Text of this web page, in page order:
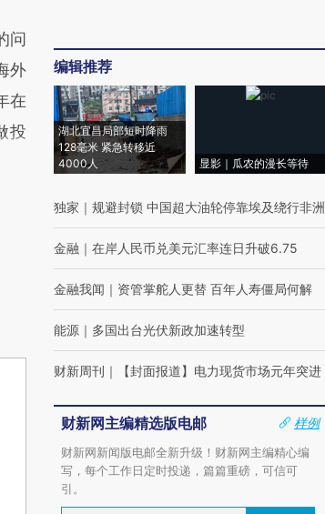
问
外
在
投
编辑推荐
湖北宜昌局部短时降雨
128毫米 紧急转移近
4000人
显影｜瓜农的漫长等待
独家 ｜ 规避封锁 中国超大油轮停靠埃及绕行非洲
金融 ｜ 在岸人民币兑美元汇率连日升破6.75
金融我闻 ｜ 资管掌舵人更替 百年人寿僵局何解
能源 ｜ 多国出台光伏新政加速转型
财新周刊 ｜ 【封面报道】电力现货市场元年突进
财新网主编精选版电邮
样例
财新网新闻版电邮全新升级！财新网主编精心编
写，每个工作日定时投递，篇篇重磅，可信可
引。